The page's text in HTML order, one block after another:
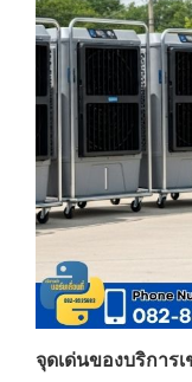
จุดเด่นของบริการ